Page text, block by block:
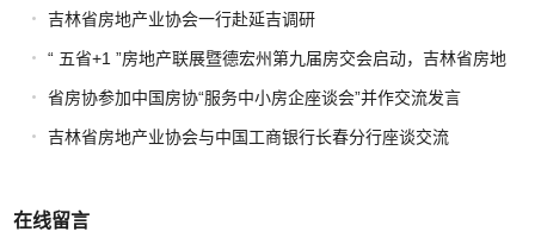
吉林省房地产业协会一行赴延吉调研
“ 五省+1 ”房地产联展暨德宏州第九届房交会启动，吉林省房地
产业协会携项目助力区域协同发展
省房协参加中国房协“服务中小房企座谈会”并作交流发言
吉林省房地产业协会与中国工商银行长春分行座谈交流
在线留言